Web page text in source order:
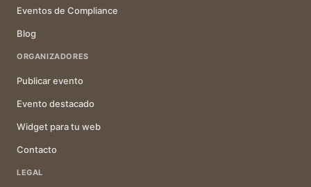
Eventos de Compliance
Blog
ORGANIZADORES
Publicar evento
Evento destacado
Widget para tu web
Contacto
LEGAL